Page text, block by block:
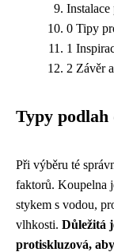
0 Tipy
1
2 Závěr
Typy podlah
Při výběru té
faktorů. Koupelna
stykem s vodou,
vlhkosti. Důležitá
protiskluzová,